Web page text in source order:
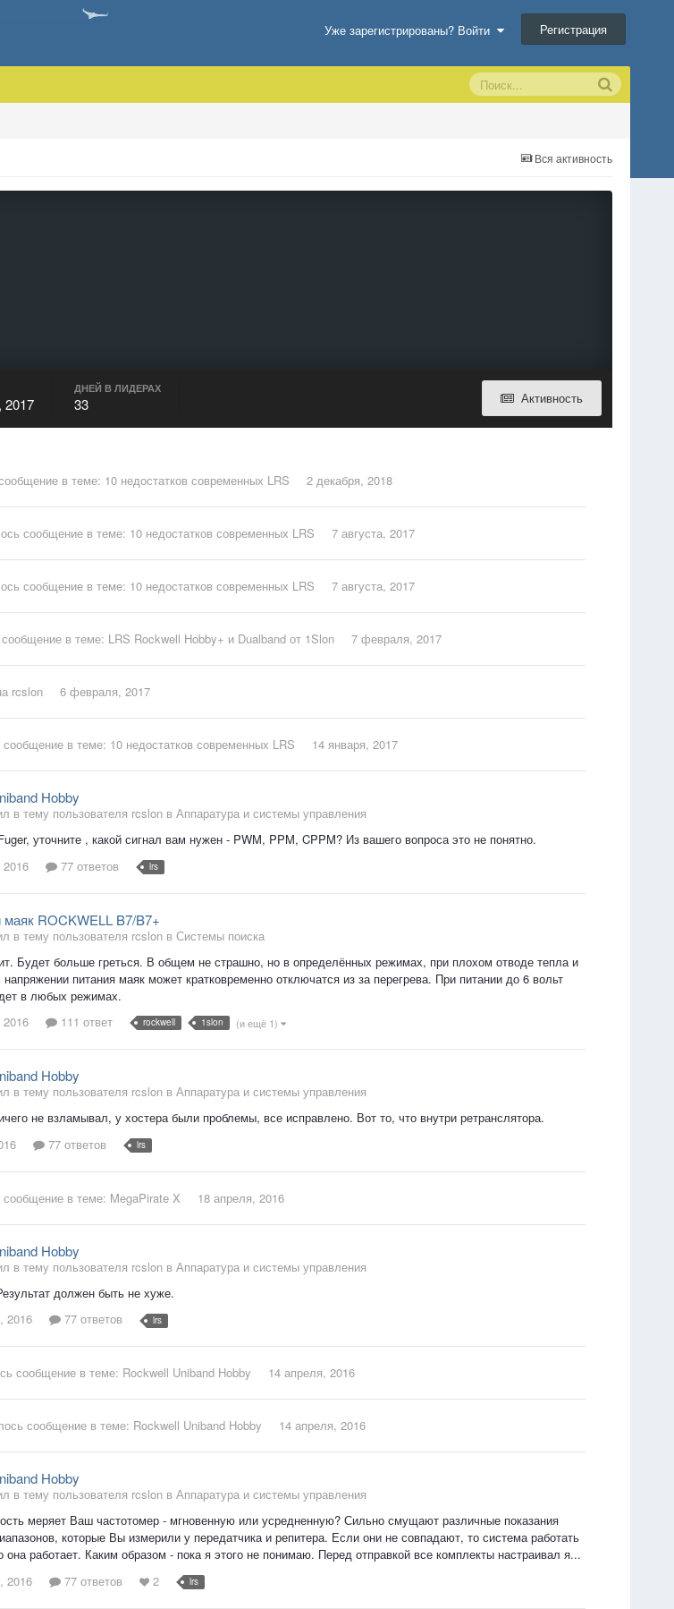
Уже зарегистрированы? Войти Регистрация
Вся активность
Активность
2017
ДНЕЙ В ЛИДЕРАХ
33
в теме: 10 недостатков современных LRS 2 декабря, 2018
сообщение в теме: 10 недостатков современных LRS 7 августа, 2017
сообщение в теме: 10 недостатков современных LRS 7 августа, 2017
в теме: LRS Rockwell Hobby+ и Dualband от 1Slon 7 февраля, 2017
rcslon 6 февраля, 2017
сообщение в теме: 10 недостатков современных LRS 14 января, 2017
Hobby
в тему пользователя rcslon в Аппаратура и системы управления
уточните , какой сигнал вам нужен - PWM, PPM, CPPM? Из вашего вопроса это не понятно.
2016
77 ответов lrs
ROCKWELL B7/B7+
в тему пользователя rcslon в Системы поиска
Будет больше греться. В общем не страшно, но в определённых режимах, при плохом отводе тепла и
питания маяк может кратковременно отключатся из за перегрева. При питании до 6 вольт
в любых режимах.
2016
111 ответ rockwell 1slon (и ещё 1)
Hobby
в тему пользователя rcslon в Аппаратура и системы управления
не взламывал, у хостера были проблемы, все исправлено. Вот то, что внутри ретранслятора.
77 ответов lrs
сообщение в теме: MegaPirate X 18 апреля, 2016
Hobby
в тему пользователя rcslon в Аппаратура и системы управления
должен быть не хуже.
2016
77 ответов lrs
сообщение в теме: Rockwell Uniband Hobby 14 апреля, 2016
сообщение в теме: Rockwell Uniband Hobby 14 апреля, 2016
Hobby
в тему пользователя rcslon в Аппаратура и системы управления
меряет Ваш частотомер - мгновенную или усредненную? Сильно смущают различные показания
которые Вы измерили у передатчика и репитера. Если они не совпадают, то система работать
работает. Каким образом - пока я этого не понимаю. Перед отправкой все комплекты настраивал я...
2016
77 ответов 2 lrs